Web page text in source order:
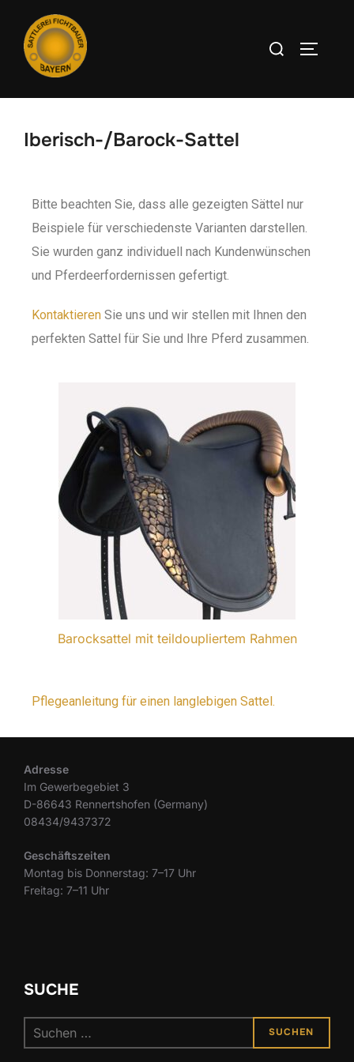
Iberisch-/Barock-Sattel
Bitte beachten Sie, dass alle gezeigten Sättel nur
Beispiele für verschiedenste Varianten darstellen.
Sie wurden ganz individuell nach Kundenwünschen
und Pferdeerfordernissen gefertigt.
Kontaktieren Sie uns und wir stellen mit Ihnen den
perfekten Sattel für Sie und Ihre Pferd zusammen.
Barocksattel mit teildoupliertem Rahmen
Pflegeanleitung für einen langlebigen Sattel.
Adresse
Im Gewerbegebiet 3
D-86643 Rennertshofen (Germany)
08434/9437372
Geschäftszeiten
Montag bis Donnerstag: 7–17 Uhr
Freitag: 7–11 Uhr
SUCHE
SUCHEN